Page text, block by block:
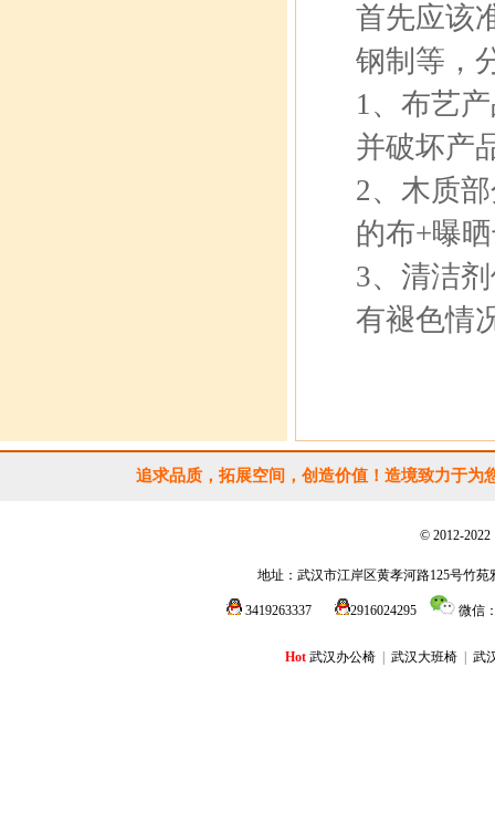
首先应该
钢制等，
1、布艺
并破坏产
2、木质
的布+曝
3、清洁
有褪色情
追求品质，拓展空间，创造价值！造境致力于为
© 2012-
地址：武汉市江岸区黄孝河路125号竹
3419263337 2916024295 微信
Hot 武汉办公椅 武汉大班椅 武